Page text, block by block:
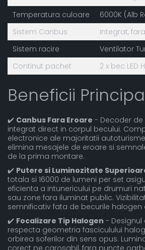
Temperatura culoare
6000K (Alb
Sistem Canbus
Integrat,
Sistem racire
Ventilator
Continut pachet
2 x bec LED
Beneficii
✔️ Canbus Fara Eroare - Decoder
integrat direct in corpul becului.
electronice ale majoritatii
elimina mesajele de eroare si
de la prima montare.
✔️ Putere si Luminozitate
totala si 16000 de lumeni per set
eficienta a intunericului pe drumuri
sau zone fara iluminat public.
semnificativ fata de becurile halogen
✔️ Focalizare Tip Halogen - Designul
respecta geometria fasciculului
orbirea soferilor din sens opus.
corect pe carosabil, fara puncte